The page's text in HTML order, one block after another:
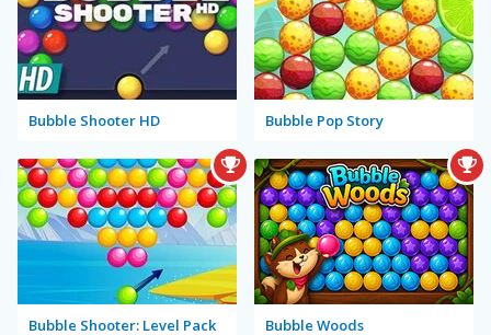
Bubble Shooter HD Bubble Pop Story
Bubble Shooter: Level Pack Bubble Woods